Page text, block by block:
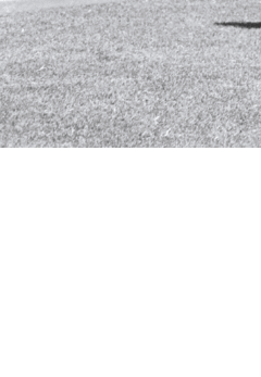
会社概要 COMPANY PROFILE
お問い合わせ CONTACT